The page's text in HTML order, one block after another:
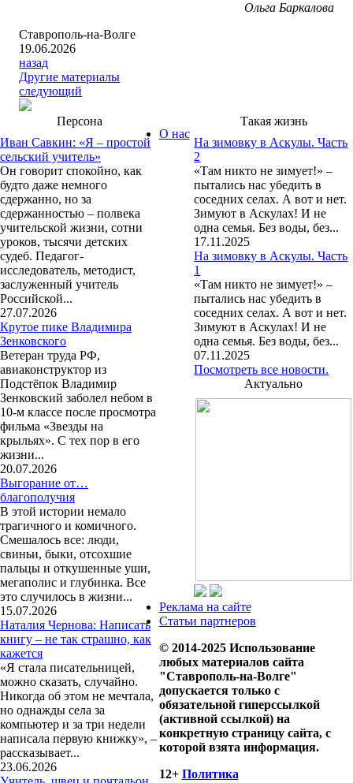
Ольга Баркалова
Ставрополь-на-Волге
19.06.2026
назад
Другие материалы
следующий
Персона
Иван Савкин: «Я – простой
сельский учитель»
Он говорит спокойно, как
будто даже немного
сдержанно, но за
сдержанностью – полвека
учительской жизни, сотни
уроков, тысячи детских
судеб. Педагог-
исследователь, методист,
заслуженный учитель
Российской...
27.07.2026
Крутое пике Владимира
Зенковского
Ветеран труда РФ,
авиаконструктор из
Подстёпок Владимир
Зенковский заболел небом в
10-м классе после просмотра
фильма «Звезды на
крыльях». С тех пор в его
жизни...
20.07.2026
Выгорание от…
благополучия
В этой истории немало
трагичного и комичного.
Смешалось все: люди,
свиньи, быки, отсохшие
пальцы и откушенные уши,
мегаполис и глубинка. Все
это случилось в жизни...
15.07.2026
Наталия Чернова: Написать
книгу – не так страшно, как
кажется
«Я стала писательницей,
можно сказать, случайно.
Никогда об этом не мечтала,
но однажды села за
компьютер и за три недели
написала первую книжку», –
рассказывает...
23.06.2026
Такая жизнь
На зимовку в Аскулы. Часть
2
«Там никто не зимует!» –
пытались нас убедить в
соседних селах. А вот и нет.
Зимуют в Аскулах! И не
одна семья. Без воды, без...
17.11.2025
На зимовку в Аскулы. Часть
1
«Там никто не зимует!» –
пытались нас убедить в
соседних селах. А вот и нет.
Зимуют в Аскулах! И не
одна семья. Без воды, без...
07.11.2025
Посмотреть все новости.
Актуально
О нас
Реклама на сайте
Статьи партнеров
© 2014-2025 Использование
любых материалов сайта
"Ставрополь-на-Волге"
допускается только с
обязательной гиперссылкой
(активной ссылкой) на
конкретную страницу сайта, с
которой взята информация.
12+ Политика